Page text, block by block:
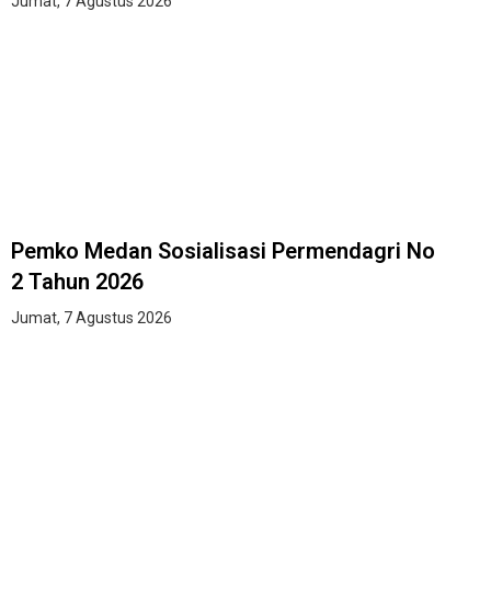
Pemko Medan Sosialisasi Permendagri No
2 Tahun 2026
Jumat, 7 Agustus 2026